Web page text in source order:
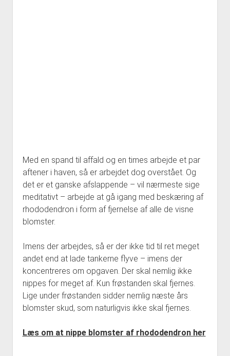
Med en spand til affald og en times arbejde et par
aftener i haven, så er arbejdet dog overstået. Og
det er et ganske afslappende – vil nærmeste sige
meditativt – arbejde at gå igang med beskæring af
rhododendron i form af fjernelse af alle de visne
blomster.
Imens der arbejdes, så er der ikke tid til ret meget
andet end at lade tankerne flyve – imens der
koncentreres om opgaven. Der skal nemlig ikke
nippes for meget af. Kun frøstanden skal fjernes.
Lige under frøstanden sidder nemlig næste års
blomster skud, som naturligvis ikke skal fjernes.
Læs om at nippe blomster af rhododendron her